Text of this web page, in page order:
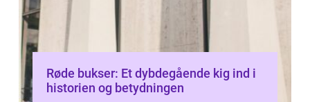
Røde bukser: Et dybdegående kig ind i
historien og betydningen